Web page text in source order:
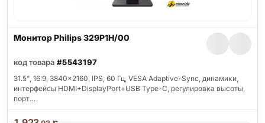
Монитор Philips 329P1H/00
код товара #5543197
31.5", 16:9, 3840x2160, IPS, 60 Гц, VESA Adaptive-Sync, динамики,
интерфейсы HDMI+DisplayPort+USB Type-C, регулировка высоты,
порт…